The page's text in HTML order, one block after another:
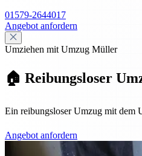
01579-2644017
Angebot anfordern
Umziehen mit Umzug Müller
🏠 Reibungsloser
Ein reibungsloser Umzug mit dem
Angebot anfordern